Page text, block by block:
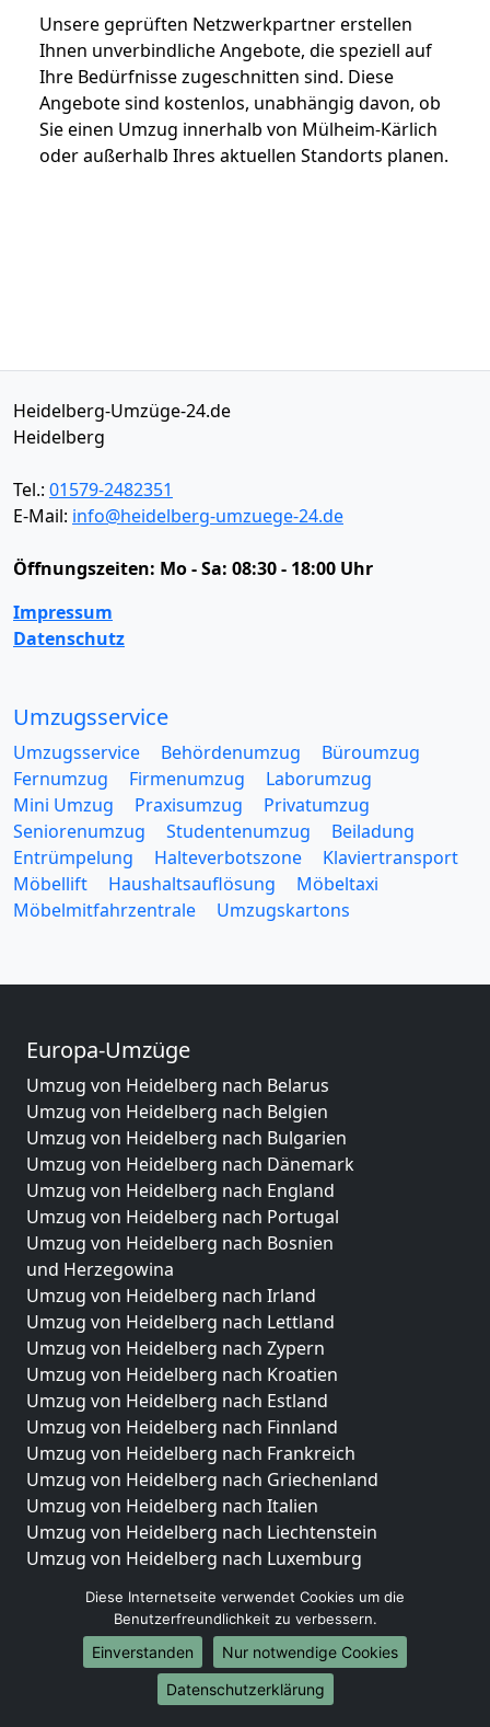
Unsere geprüften Netzwerkpartner erstellen
Ihnen unverbindliche Angebote, die speziell auf
Ihre Bedürfnisse zugeschnitten sind. Diese
Angebote sind kostenlos, unabhängig davon, ob
Sie einen Umzug innerhalb von Mülheim-Kärlich
oder außerhalb Ihres aktuellen Standorts planen.
Heidelberg-Umzüge-24.de
Heidelberg
Tel.: 01579-2482351
E-Mail: info@heidelberg-umzuege-24.de
Öffnungszeiten: Mo - Sa: 08:30 - 18:00 Uhr
Impressum
Datenschutz
Umzugsservice
Umzugsservice Behördenumzug
Büroumzug
Fernumzug
Firmenumzug
Laborumzug
Mini Umzug
Praxisumzug
Privatumzug
Seniorenumzug
Studentenumzug
Beiladung
Entrümpelung
Halteverbotszone
Klaviertransport
Möbellift
Haushaltsauflösung
Möbeltaxi
Möbelmitfahrzentrale
Umzugskartons
Europa-Umzüge
Umzug von Heidelberg nach Belarus
Umzug von Heidelberg nach Belgien
Umzug von Heidelberg nach Bulgarien
Umzug von Heidelberg nach Dänemark
Umzug von Heidelberg nach England
Umzug von Heidelberg nach Portugal
Umzug von Heidelberg nach Bosnien
und Herzegowina
Umzug von Heidelberg nach Irland
Umzug von Heidelberg nach Lettland
Umzug von Heidelberg nach Zypern
Umzug von Heidelberg nach Kroatien
Umzug von Heidelberg nach Estland
Umzug von Heidelberg nach Finnland
Umzug von Heidelberg nach Frankreich
Umzug von Heidelberg nach Griechenland
Umzug von Heidelberg nach Italien
Umzug von Heidelberg nach Liechtenstein
Umzug von Heidelberg nach Luxemburg
Umzug von Heidelberg nach Norwegen
Umzüge-Deutschlandweit
Umzug von Heidelberg nach Berlin
Diese Internetseite verwendet Cookies um die
Benutzerfreundlichkeit zu verbessern.
Einverstanden
Nur notwendige Cookies
Datenschutzerklärung